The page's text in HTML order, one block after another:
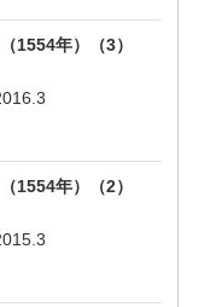
1554年）（3）
1554年）（2）